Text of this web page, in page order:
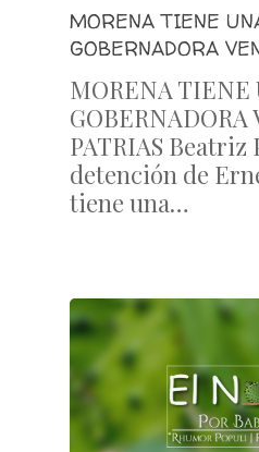
MORENA TIENE
GOBERNADORA
MORENA TIENE
GOBERNADORA
PATRIAS Beatriz
detención de
tiene una…